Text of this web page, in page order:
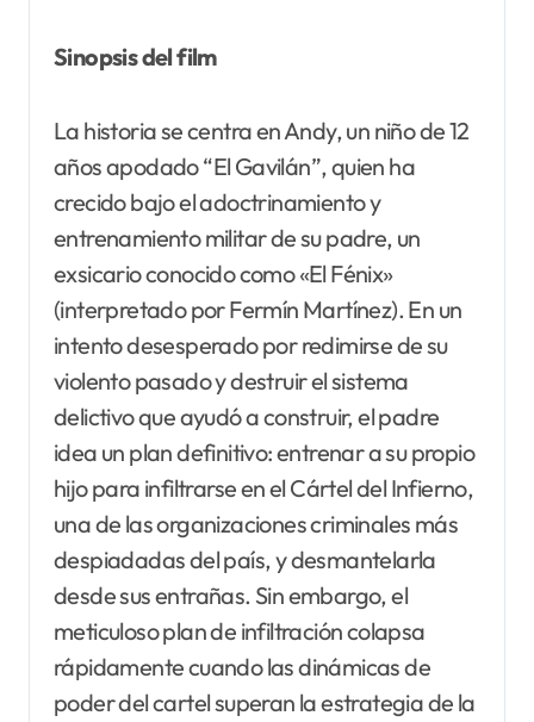
Sinopsis del film
La historia se centra en Andy, un niño de 12
años apodado “El Gavilán”, quien ha
crecido bajo el adoctrinamiento y
entrenamiento militar de su padre, un
exsicario conocido como «El Fénix»
(interpretado por Fermín Martínez). En un
intento desesperado por redimirse de su
violento pasado y destruir el sistema
delictivo que ayudó a construir, el padre
idea un plan definitivo: entrenar a su propio
hijo para infiltrarse en el Cártel del Infierno,
una de las organizaciones criminales más
despiadadas del país, y desmantelarla
desde sus entrañas. Sin embargo, el
meticuloso plan de infiltración colapsa
rápidamente cuando las dinámicas de
poder del cartel superan la estrategia de la